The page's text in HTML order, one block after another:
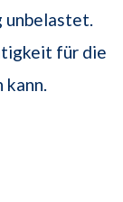
unbelastet.
für die
kann.